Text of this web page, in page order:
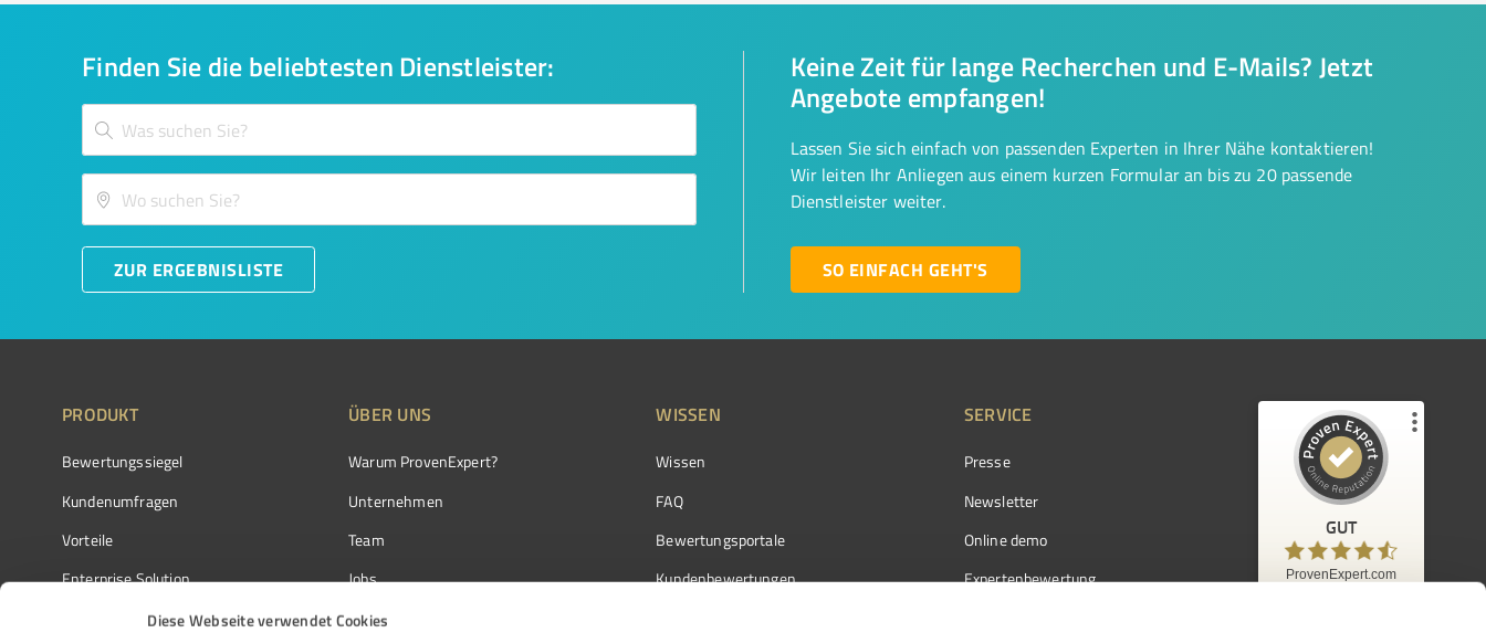
Diese Webseite verwendet Cookies
Finden Sie die beliebtesten Dienstleister:
ZUR ERGEBNISLISTE
Keine Zeit für lange Recherchen und E-Mails? Jetzt
Angebote empfangen!
Lassen Sie sich einfach von passenden Experten in Ihrer Nähe kontaktieren!
Wir leiten Ihr Anliegen aus einem kurzen Formular an bis zu 20 passende
Dienstleister weiter.
SO EINFACH GEHT'S
PRODUKT
Bewertungssiegel
Kundenumfragen
Vorteile
Enterprise Solution
Partnerprogramm
ÜBER UNS
Warum ProvenExpert?
Unternehmen
Team
Jobs
Kundenstimmen
WISSEN
Wissen
FAQ
Bewertungsportale
Kundenbewertungen
SERVICE
Presse
Newsletter
Online demo
Expertenbewertung
GUT
ProvenExpert.com
Kundenbewertungen und Erfahrungen zu
ProvenExpert.com
97
%
Empfehlungen auf
ProvenExpert.com
4,42
/
5,00